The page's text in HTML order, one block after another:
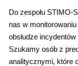
Do zespołu STIMO-
nas w
obsłudze
Szukamy osób z
analitycznymi, które